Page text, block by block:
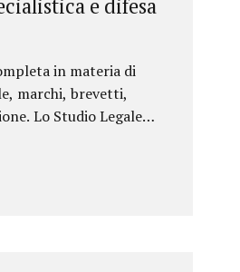
e difesa
in materia di
marchi, brevetti,
Lo Studio Legale
in materia di marchi e